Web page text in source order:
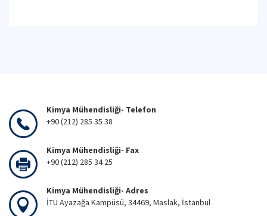
Kimya Mühendisliği- Telefon
+90 (212) 285 35 38
Kimya Mühendisliği- Fax
+90 (212) 285 34 25
Kimya Mühendisliği- Adres
İTÜ Ayazağa Kampüsü, 34469, Maslak, İstanbul